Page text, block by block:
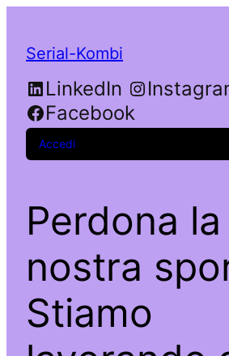
Serial-Kombi
LinkedIn
Facebook
Accedi
Perdona la
nostra
Stiamo